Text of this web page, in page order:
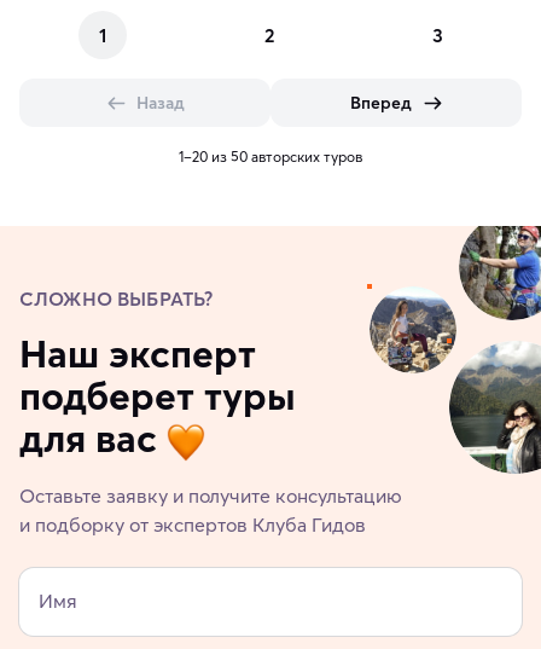
1 2 3
Назад Вперед
1–20 из 50 авторских туров
СЛОЖНО ВЫБРАТЬ?
Наш эксперт
подберет туры
для вас
Оставьте заявку и получите консультацию
и подборку от экспертов Клуба Гидов
Имя